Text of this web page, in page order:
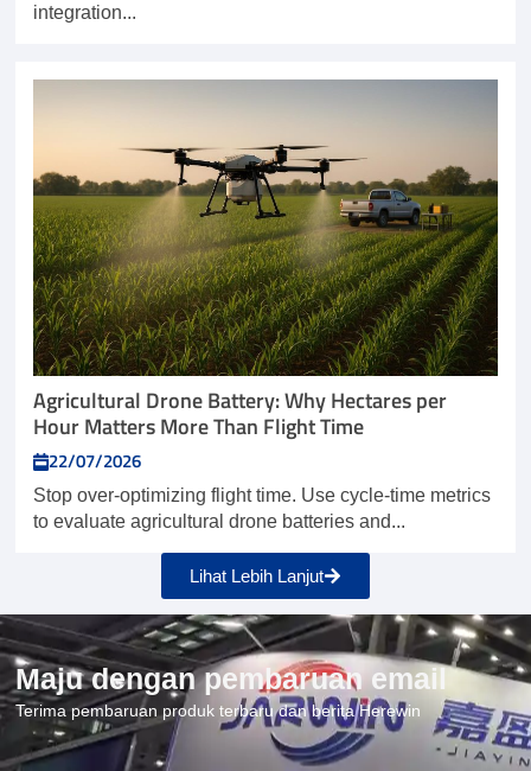
integration...
Agricultural Drone Battery: Why Hectares per
Hour Matters More Than Flight Time
22/07/2026
Stop over-optimizing flight time. Use cycle-time metrics
to evaluate agricultural drone batteries and...
Lihat Lebih Lanjut
Maju dengan pembaruan email
Terima pembaruan produk terbaru dan berita Herewin